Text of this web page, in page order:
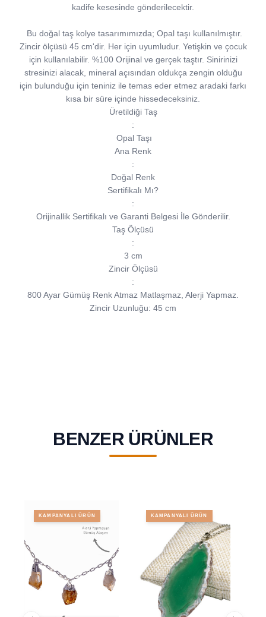
kadife kesesinde gönderilecektir.
Bu doğal taş kolye tasarımımızda; Opal taşı kullanılmıştır.
Zincir ölçüsü 45 cm'dir. Her için uyumludur. Yetişkin ve çocuk
için kullanılabilir. %100 Orijinal ve gerçek taştır. Sinirinizi
stresinizi alacak, mineral açısından oldukça zengin olduğu
için bulunduğu için teniniz ile temas eder etmez aradaki farkı
kısa bir süre içinde hissedeceksiniz.
Üretildiği Taş
:
Opal Taşı
Ana Renk
:
Doğal Renk
Sertifikalı Mı?
:
Orijinallik Sertifikalı ve Garanti Belgesi İle Gönderilir.
Taş Ölçüsü
:
3 cm
Zincir Ölçüsü
:
800 Ayar Gümüş Renk Atmaz Matlaşmaz, Alerji Yapmaz.
Zincir Uzunluğu: 45 cm
BENZER ÜRÜNLER
KAMPANYALI ÜRÜN KAMPANYALI ÜRÜN